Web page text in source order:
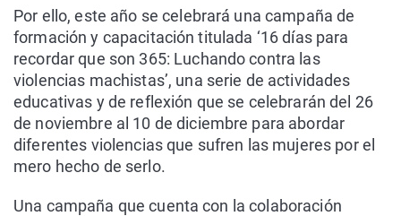
Por ello, este año se celebrará una campaña de
formación y capacitación titulada ‘16 días para
recordar que son 365: Luchando contra las
violencias machistas’, una serie de actividades
educativas y de reflexión que se celebrarán del 26
de noviembre al 10 de diciembre para abordar
diferentes violencias que sufren las mujeres por el
mero hecho de serlo.
Una campaña que cuenta con la colaboración